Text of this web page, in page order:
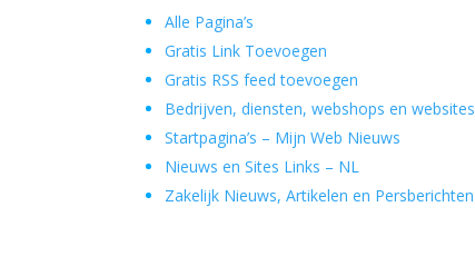
Alle Pagina’s
Gratis Link Toevoegen
Gratis RSS feed toevoegen
Bedrijven, diensten, webshops en websites
Startpagina’s – Mijn Web Nieuws
Nieuws en Sites Links – NL
Zakelijk Nieuws, Artikelen en Persberichten